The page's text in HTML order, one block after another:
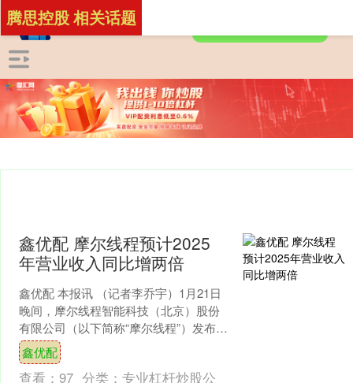
腾思控股 相关话题
鑫优配 摩尔线程预计2025
年营业收入同比增两倍
鑫优配 本报讯 （记者李乔宇）1月21日
晚间，摩尔线程智能科技（北京）股份
有限公司（以下简称“摩尔线程”）发布
2025年度业绩预告，该公司预计2025年
实现营业....
鑫优配
查看： 97 分类： 专业杠杆炒股公